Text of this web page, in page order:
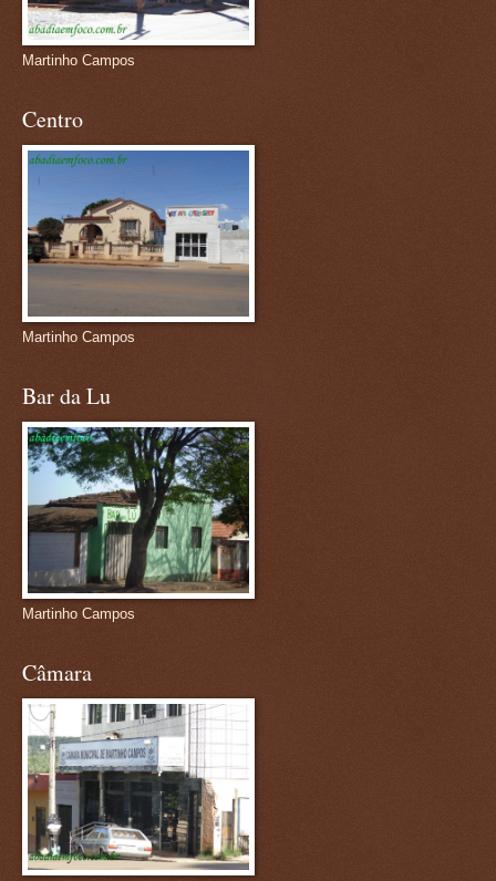
Martinho Campos
Centro
Martinho Campos
Bar da Lu
Martinho Campos
Câmara